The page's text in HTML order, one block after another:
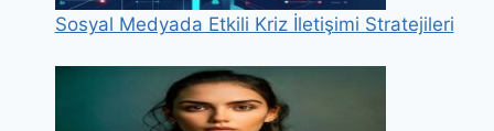
Sosyal Medyada Etkili Kriz İletişimi Stratejileri